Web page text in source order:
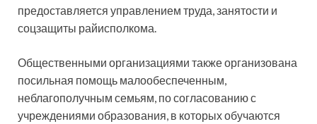
предоставляется управлением труда, занятости и
соцзащиты райисполкома.
Общественными организациями также организована
посильная помощь малообеспеченным,
неблагополучным семьям, по согласованию с
учреждениями образования, в которых обучаются